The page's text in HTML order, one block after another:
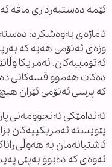
ئێمە دەستبەرداری مافە
ئاماژەی بەوەشکرد:
وزەی ئەتۆمی هەیە کە
ئەتۆمییەکان. ئەمریکا
دەکات هەموو قسەکانی
کە پرسی ئەتۆمی ئێران
ئەندامێکی ئەنجوومەنی
پێویستە ئەمریکییەکان
ئاشتیانەمان بە هەوڵی